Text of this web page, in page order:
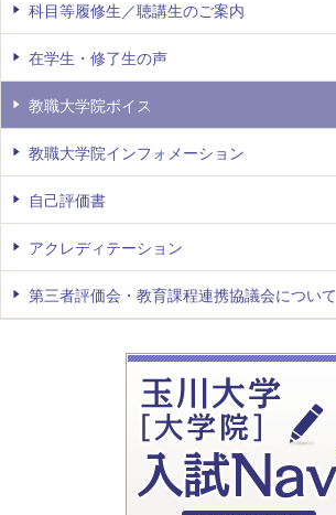
科目等履修生／聴講生のご案内
在学生・修了生の声
教職大学院ボイス
教職大学院インフォメーション
自己評価書
アクレディテーション
第三者評価会・教育課程連携協議会について